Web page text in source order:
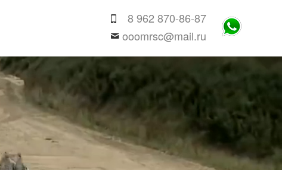
8 962 870-86-87
ooomrsc@mail.ru